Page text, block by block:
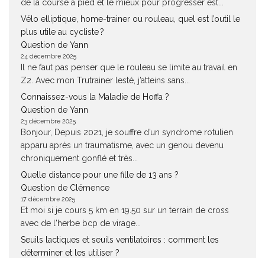
de la course à pied et le mieux pour progresser est...
Vélo elliptique, home-trainer ou rouleau, quel est l’outil le
plus utile au cycliste ?
Question de Yann
24 décembre 2025
Il ne faut pas penser que le rouleau se limite au travail en
Z2. Avec mon Trutrainer lesté, j’atteins sans...
Connaissez-vous la Maladie de Hoffa ?
Question de Yann
23 décembre 2025
Bonjour, Depuis 2021, je souffre d’un syndrome rotulien
apparu après un traumatisme, avec un genou devenu
chroniquement gonflé et très...
Quelle distance pour une fille de 13 ans ?
Question de Clémence
17 décembre 2025
Et moi si je cours 5 km en 19.50 sur un terrain de cross
avec de l'herbe bcp de virage...
Seuils lactiques et seuils ventilatoires : comment les
déterminer et les utiliser ?